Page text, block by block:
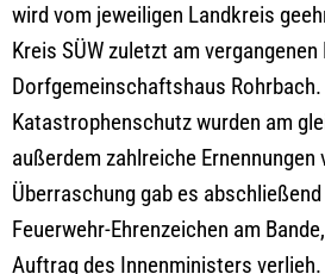
wird vom jeweiligen Landkreis
Kreis SÜW zuletzt am
Dorfgemeinschaftshaus Rohrbach.
Katastrophenschutz wurden am
außerdem zahlreiche
Überraschung gab es
Feuerwehr-Ehrenzeichen am
Auftrag des Innenministers verlieh.